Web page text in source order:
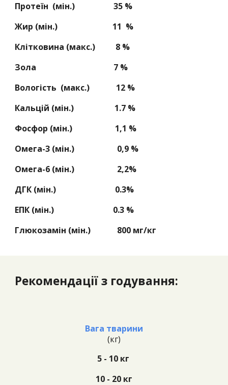
Протеїн (мін.)35 %
Жир (мін.) 11 %
Клітковина (макс.) 8 %
Зола 7 %
Вологість (макс.) 12 %
Кальцій (мін.) 1.7 %
Фосфор (мін.) 1,1 %
Омега-3 (мін.) 0,9 %
Омега-6 (мін.) 2,2%
ДГК (мін.) 0.3%
ЕПК (мін.) 0.3 %
Глюкозамін (мін.) 800 мг/кг
Рекомендації з годування:
Вага тварини
(кг)
5 - 10 кг
10 - 20 кг